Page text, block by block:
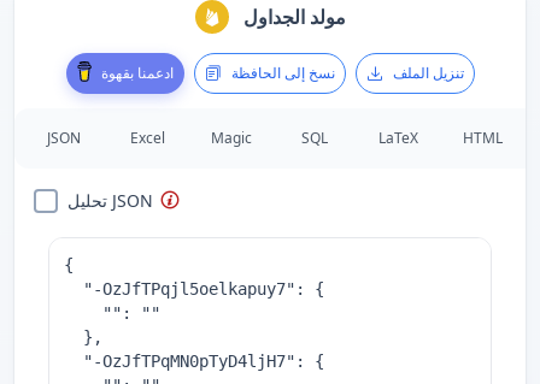
مولد الجداول
ادعمنا بقهوة نسخ إلى الحافظة تنزيل الملف
JSON Excel Magic SQL LaTeX HTML
تحليل JSON